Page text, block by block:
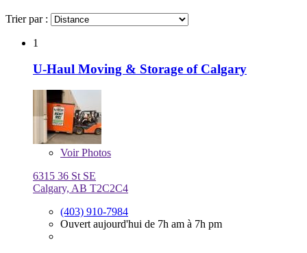
Trier par :
1
U-Haul Moving & Storage of Calgary
VoirPhotos
6315 36 St SE
Calgary, AB T2C2C4
(403) 910-7984
Ouvert aujourd'hui de 7h am à 7h pm